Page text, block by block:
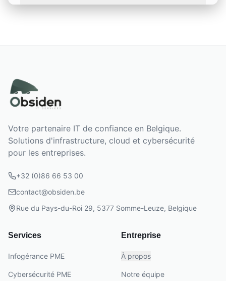
Votre partenaire IT de confiance en Belgique.
Solutions d'infrastructure, cloud et cybersécurité
pour les entreprises.
+32 (0)86 66 53 00
contact@obsiden.be
Rue du Pays-du-Roi 29, 5377 Somme-Leuze, Belgique
Services
Infogérance PME
Cybersécurité PME
Entreprise
À propos
Notre équipe